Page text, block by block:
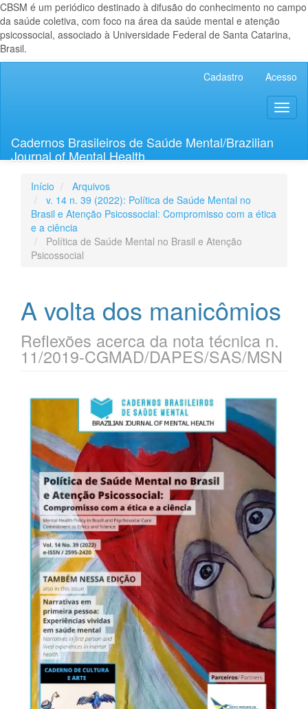
CBSM é um periódico destinado à difusão do conhecimento no campo
da saúde coletiva, com foco na área da saúde mental e atenção
psicossocial, associado à Universidade Federal de Santa Catarina,
Brasil.
Lateral
Cadastro Acesso
Cadernos Brasileiros de Saúde Mental/Brazilian
Journal of Mental Health
Início
Arquivos
v. 14 n. 39 (2022): Política de Saúde Mental no
Brasil e Atenção Psicossocial: Compromisso com a ética
e a ciência
Política de Saúde Mental no Brasil e Atenção
Psicossocial
A volta dos manicômios
Reflexões acerca da nota técnica n.
11/2019-CGMAD/DAPES/SAS/MSN
Barra
lateral
de
artigos